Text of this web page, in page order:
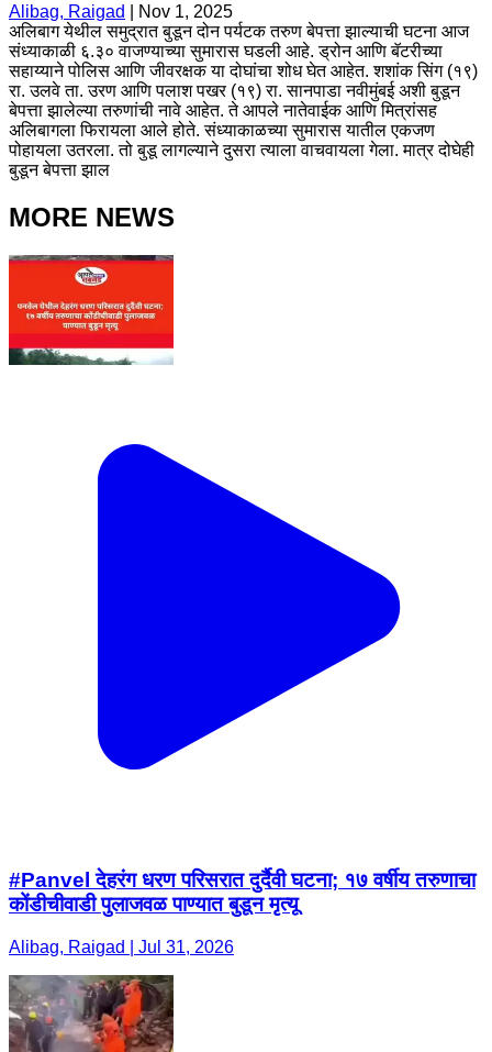
Alibag, Raigad
Nov 1, 2025
अलिबाग येथील समुद्रात बुडून दोन पर्यटक तरुण बेपत्ता झाल्याची घटना आज
संध्याकाळी ६.३० वाजण्याच्या सुमारास घडली आहे. ड्रोन आणि बॅटरीच्या
सहाय्याने पोलिस आणि जीवरक्षक या दोघांचा शोध घेत आहेत. शशांक सिंग (१९)
रा. उलवे ता. उरण आणि पलाश पखर (१९) रा. सानपाडा नवीमुंबई अशी बुडून
बेपत्ता झालेल्या तरुणांची नावे आहेत. ते आपले नातेवाईक आणि मित्रांसह
अलिबागला फिरायला आले होते. संध्याकाळच्या सुमारास यातील एकजण
पोहायला उतरला. तो बुडू लागल्याने दुसरा त्याला वाचवायला गेला. मात्र दोघेही
बुडून बेपत्ता झाल
MORE NEWS
#Panvel देहरंग धरण परिसरात दुर्दैवी घटना; १७ वर्षीय तरुणाचा
कोंडीचीवाडी पुलाजवळ पाण्यात बुडून मृत्यू
Alibag, Raigad | Jul 31, 2026